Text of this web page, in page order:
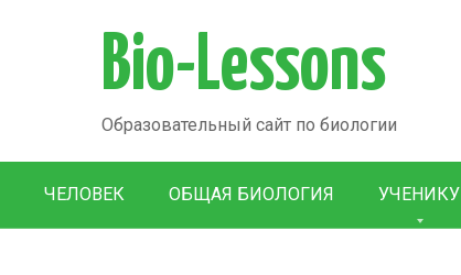
Bio-Lessons
Образовательный сайт по биологии
ЧЕЛОВЕК ОБЩАЯ БИОЛОГИЯ УЧЕНИКУ